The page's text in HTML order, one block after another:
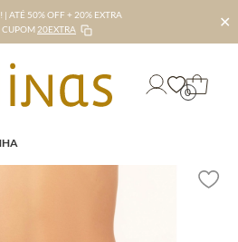
| ATÉ 50% OFF + 20% EXTRA
20EXTRA ✕
0